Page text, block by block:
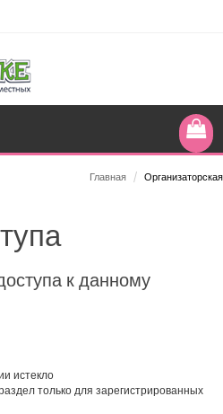
Главная / Организаторская
к данному
истекло
только для зарегистрированных